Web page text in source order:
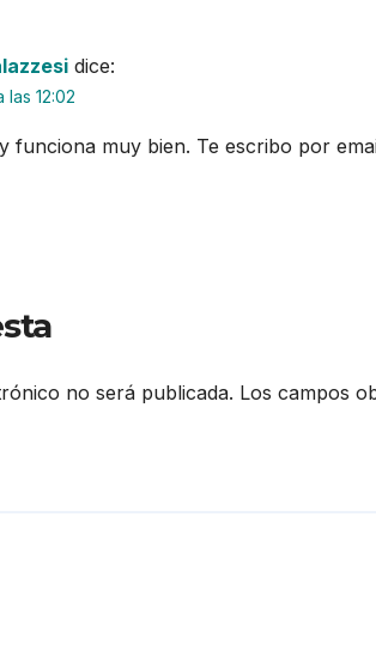
dice:
las 12:02
funciona muy bien. Te escribo por
no será publicada. Los campos